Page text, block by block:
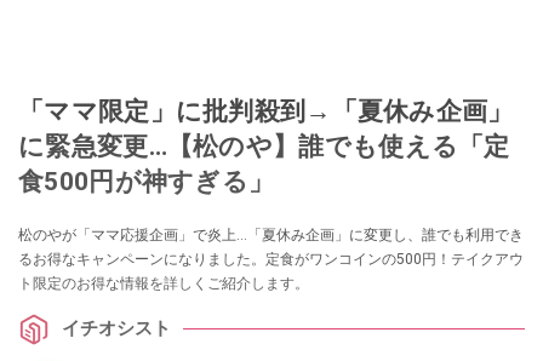
「ママ限定」に批判殺到→「夏休み企画」
に緊急変更…【松のや】誰でも使える「定
食500円が神すぎる」
松のやが「ママ応援企画」で炎上…「夏休み企画」に変更し、誰でも利用でき
るお得なキャンペーンになりました。定食がワンコインの500円！テイクアウ
ト限定のお得な情報を詳しくご紹介します。
イチオシスト